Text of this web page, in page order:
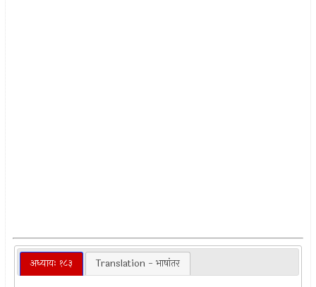
अध्यायः १८३ Translation - भाषांतर